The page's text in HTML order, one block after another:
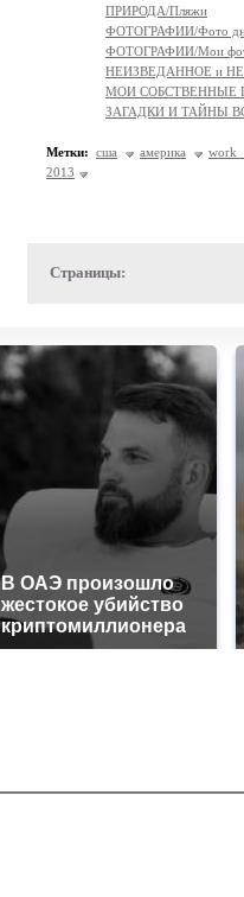
ПРИРОДА/Пляжи
ФОТОГРАФИИ/Фото
ФОТОГРАФИИ/Мои
НЕИЗВЕДАННОЕ и
МОИ СОБСТВЕННЫЕ
ЗАГАДКИ И ТАЙНЫ
Метки: сша америка
work
2013
Страницы:
В ОАЭ произошло
жестокое убийство
криптомиллионера